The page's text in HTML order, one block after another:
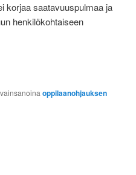
korjaa saatavuuspulmaa ja
henkilökohtaiseen
oppilaanohjauksen